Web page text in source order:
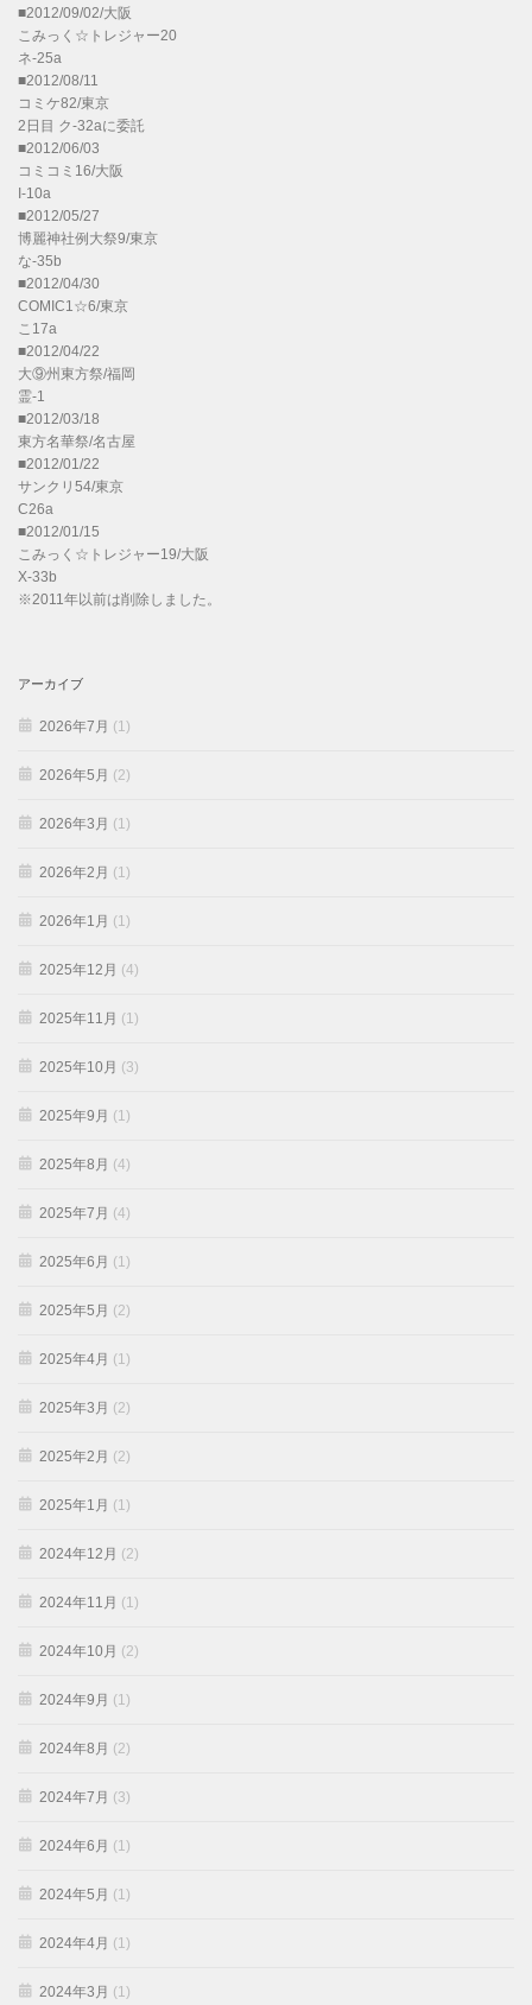
■2012/09/02/大阪
こみっく☆トレジャー20
ネ-25a
■2012/08/11
コミケ82/東京
2日目 ク-32aに委託
■2012/06/03
コミコミ16/大阪
I-10a
■2012/05/27
博麗神社例大祭9/東京
な-35b
■2012/04/30
COMIC1☆6/東京
こ17a
■2012/04/22
大⑨州東方祭/福岡
霊-1
■2012/03/18
東方名華祭/名古屋
■2012/01/22
サンクリ54/東京
C26a
■2012/01/15
こみっく☆トレジャー19/大阪
X-33b
※2011年以前は削除しました。
アーカイブ
2026年7月 (1)
2026年5月 (2)
2026年3月 (1)
2026年2月 (1)
2026年1月 (1)
2025年12月 (4)
2025年11月 (1)
2025年10月 (3)
2025年9月 (1)
2025年8月 (4)
2025年7月 (4)
2025年6月 (1)
2025年5月 (2)
2025年4月 (1)
2025年3月 (2)
2025年2月 (2)
2025年1月 (1)
2024年12月 (2)
2024年11月 (1)
2024年10月 (2)
2024年9月 (1)
2024年8月 (2)
2024年7月 (3)
2024年6月 (1)
2024年5月 (1)
2024年4月 (1)
2024年3月 (1)